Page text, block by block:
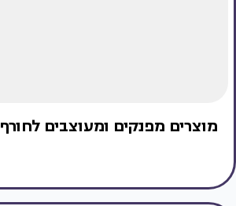
מוצרים מפנקים ומעוצבים לחורף